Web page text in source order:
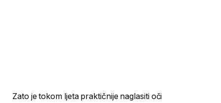
Zato je tokom ljeta praktičnije naglasiti oči